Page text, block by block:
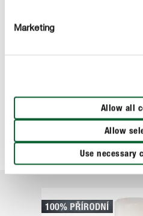
Marketing
Allow all
Allow
Use necessary
svém růstu a často mají po
aplikace lepových bariér
poškozením žírem. Použít
Lepidlo ve spreji na ochranu
mravencům.